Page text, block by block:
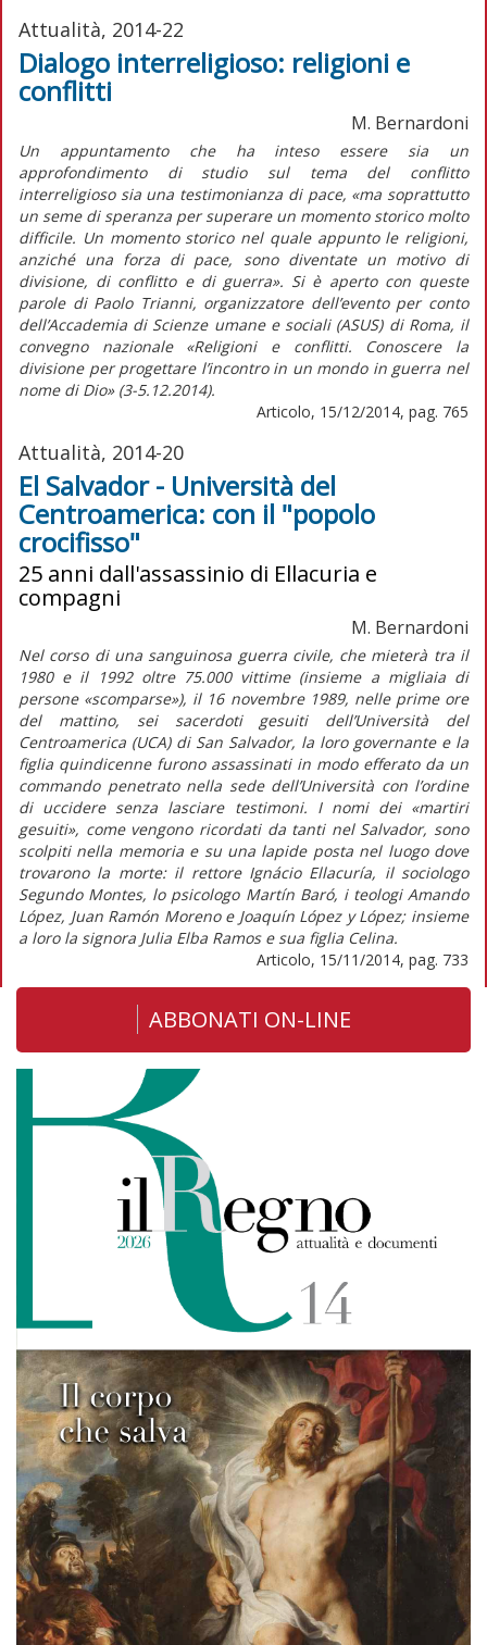
Attualità, 2014-22
Dialogo interreligioso: religioni e
conflitti
M. Bernardoni
Un appuntamento che ha inteso essere sia un
approfondimento di studio sul tema del conflitto
interreligioso sia una testimonianza di pace, «ma soprattutto
un seme di speranza per superare un momento storico molto
difficile. Un momento storico nel quale appunto le religioni,
anziché una forza di pace, sono diventate un motivo di
divisione, di conflitto e di guerra». Si è aperto con queste
parole di Paolo Trianni, organizzatore dell’evento per conto
dell’Accademia di Scienze umane e sociali (ASUS) di Roma, il
convegno nazionale «Religioni e conflitti. Conoscere la
divisione per progettare l’incontro in un mondo in guerra nel
nome di Dio» (3-5.12.2014).
Articolo, 15/12/2014, pag. 765
Attualità, 2014-20
El Salvador - Università del
Centroamerica: con il "popolo
crocifisso"
25 anni dall'assassinio di Ellacuria e
compagni
M. Bernardoni
Nel corso di una sanguinosa guerra civile, che mieterà tra il
1980 e il 1992 oltre 75.000 vittime (insieme a migliaia di
persone «scomparse»), il 16 novembre 1989, nelle prime ore
del mattino, sei sacerdoti gesuiti dell’Università del
Centroamerica (UCA) di San Salvador, la loro governante e la
figlia quindicenne furono assassinati in modo efferato da un
commando penetrato nella sede dell’Università con l’ordine
di uccidere senza lasciare testimoni. I nomi dei «martiri
gesuiti», come vengono ricordati da tanti nel Salvador, sono
scolpiti nella memoria e su una lapide posta nel luogo dove
trovarono la morte: il rettore Ignácio Ellacuría, il sociologo
Segundo Montes, lo psicologo Martín Baró, i teologi Amando
López, Juan Ramón Moreno e Joaquín López y López; insieme
a loro la signora Julia Elba Ramos e sua figlia Celina.
Articolo, 15/11/2014, pag. 733
ABBONATI ON-LINE